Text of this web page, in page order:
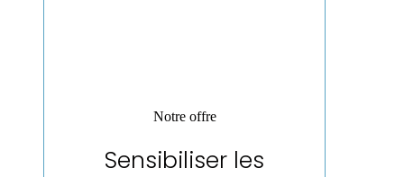
Notre offre
Sensibiliser les